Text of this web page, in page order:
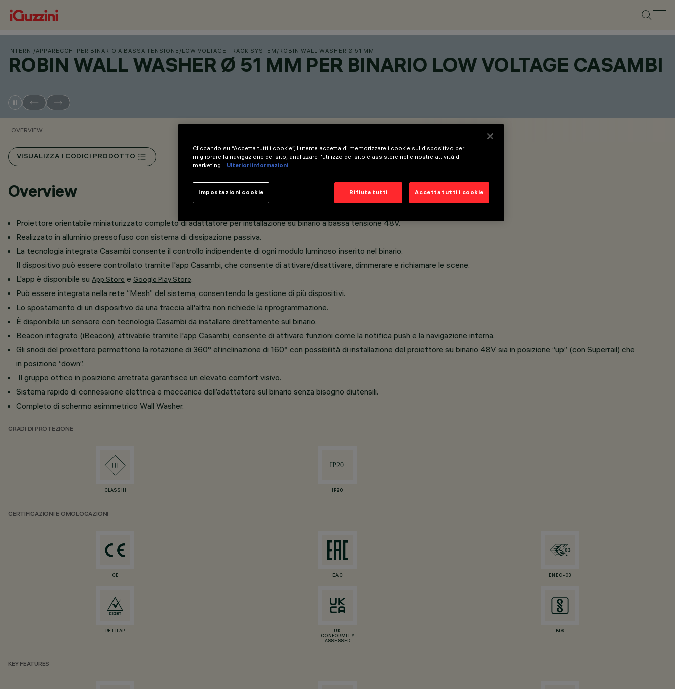
INTERNI /APPARECCHI PER BINARIO A BASSA TENSIONE /LOW VOLTAGE TRACK SYSTEM /ROBIN WALL WASHER Ø 51 MM
ROBIN WALL WASHER Ø 51 MM PER BINARIO LOW VOLTAGE CASAMBI
OVERVIEW
VISUALIZZA I CODICI PRODOTTO
Overview
Proiettore orientabile miniaturizzato completo di adattatore per installazione su binario a bassa tensione 48V.
Realizzato in alluminio pressofuso con sistema di dissipazione passiva.
La tecnologia integrata Casambi consente il controllo indipendente di ogni modulo luminoso inserito nel binario.
Il dispositivo può essere controllato tramite l'app Casambi, che consente di attivare/disattivare, dimmerare e richiamare le scene.
L'app è disponibile su App Store e Google Play Store.
Può essere integrata nella rete “Mesh” del sistema, consentendo la gestione di più dispositivi.
Lo spostamento di un dispositivo da una traccia all'altra non richiede la riprogrammazione.
È disponibile un sensore con tecnologia Casambi da installare direttamente sul binario.
Beacon integrato (iBeacon), attivabile tramite l'app Casambi, consente di attivare funzioni come la notifica push e la navigazione interna.
Gli snodi del proiettore permettono la rotazione di 360° el’inclinazione di 160° con possibilità di installazione del proiettore su binario 48V sia in posizione “up” (con Superrail) che
in posizione “down”.
Il gruppo ottico in posizione arretrata garantisce un elevato comfort visivo.
Sistema rapido di connessione elettrica e meccanica dell’adattatore sul binario senza bisogno diutensili.
Completo di schermo asimmetrico Wall Washer.
GRADI DI PROTEZIONE
CLASS III IP20
CERTIFICAZIONI E OMOLOGAZIONI
CE EAC ENEC-03
RETILAP
UK
CONFORMITY
ASSESSED
BIS
KEY FEATURES
Cliccando su “Accetta tutti i cookie”, l'utente accetta di memorizzare i cookie sul dispositivo per
migliorare la navigazione del sito, analizzare l'utilizzo del sito e assistere nelle nostre attività di
marketing.
Ulteriori informazioni
Rifiuta tutti Accetta tutti i cookie
Impostazioni cookie